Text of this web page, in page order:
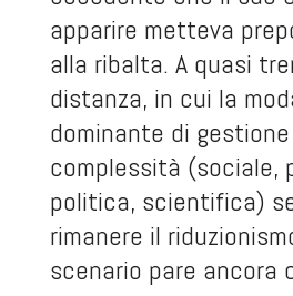
apparire metteva
alla ribalta. A quasi
distanza, in cui la
dominante di
complessità (sociale,
politica, scientifica)
rimanere il
scenario pare ancora